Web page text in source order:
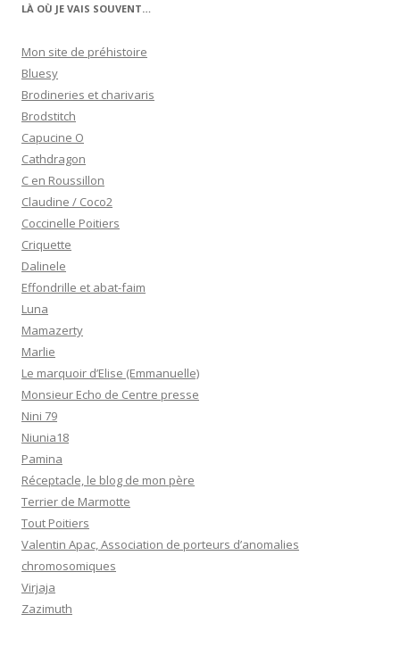
LÀ OÙ JE VAIS SOUVENT…
Mon site de préhistoire
Bluesy
Brodineries et charivaris
Brodstitch
Capucine O
Cathdragon
C en Roussillon
Claudine / Coco2
Coccinelle Poitiers
Criquette
Dalinele
Effondrille et abat-faim
Luna
Mamazerty
Marlie
Le marquoir d’Elise (Emmanuelle)
Monsieur Echo de Centre presse
Nini 79
Niunia18
Pamina
Réceptacle, le blog de mon père
Terrier de Marmotte
Tout Poitiers
Valentin Apac, Association de porteurs d’anomalies
chromosomiques
Virjaja
Zazimuth